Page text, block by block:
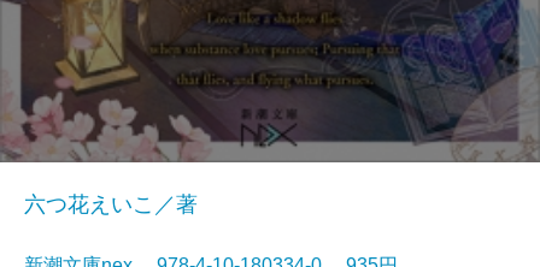
六つ花えいこ／著